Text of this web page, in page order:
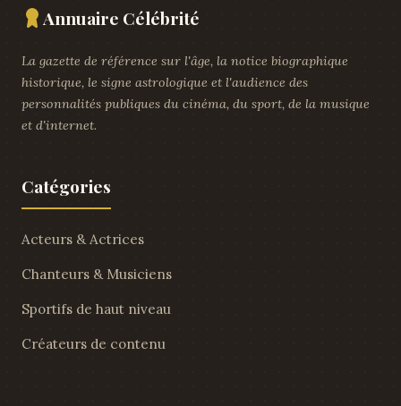
Annuaire Célébrité
La gazette de référence sur l'âge, la notice biographique
historique, le signe astrologique et l'audience des
personnalités publiques du cinéma, du sport, de la musique
et d'internet.
Catégories
Acteurs & Actrices
Chanteurs & Musiciens
Sportifs de haut niveau
Créateurs de contenu